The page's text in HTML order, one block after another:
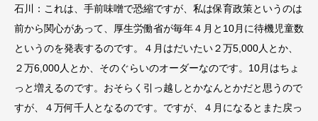
石川：これは、手前味噌で恐縮ですが、私は保育政策というのは
前から関心があって、厚生労働省が毎年４月と10月に待機児童数
というのを発表するのです。４月はだいたい２万5,000人とか、
２万6,000人とか、そのぐらいのオーダーなのです。10月はちょ
っと増えるのです。おそらく引っ越しとかなんとかだと思うので
すが、４万何千人となるのです。ですが、４月になるとまた戻っ